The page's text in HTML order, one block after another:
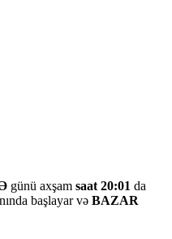
günü axşam saat 20:01 da
başlayar və BAZAR